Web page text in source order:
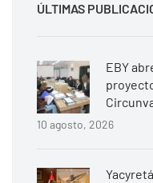
ÚLTIMAS
EBY
10 agosto, 2026